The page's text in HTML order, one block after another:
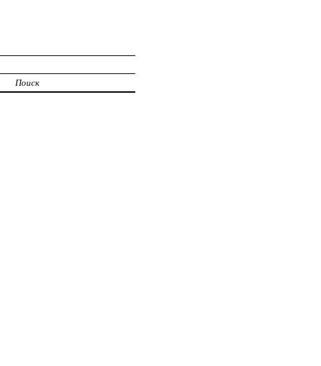
Поиск